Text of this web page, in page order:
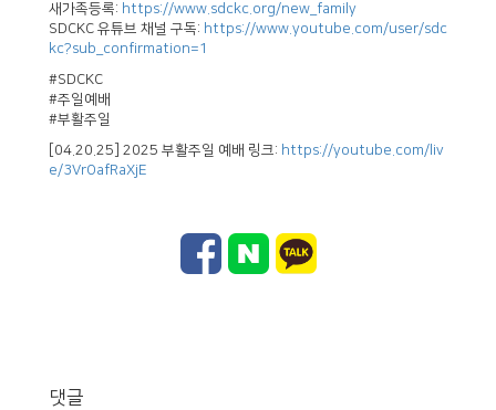
새가족등록: https://www.sdckc.org/new_family
SDCKC 유튜브 채널 구독: https://www.youtube.com/user/sdc
kc?sub_confirmation=1
#SDCKC
#주일예배
#부활주일
[04.20.25] 2025 부활주일 예배 링크: https://youtube.com/liv
e/3VrOafRaXjE
댓글